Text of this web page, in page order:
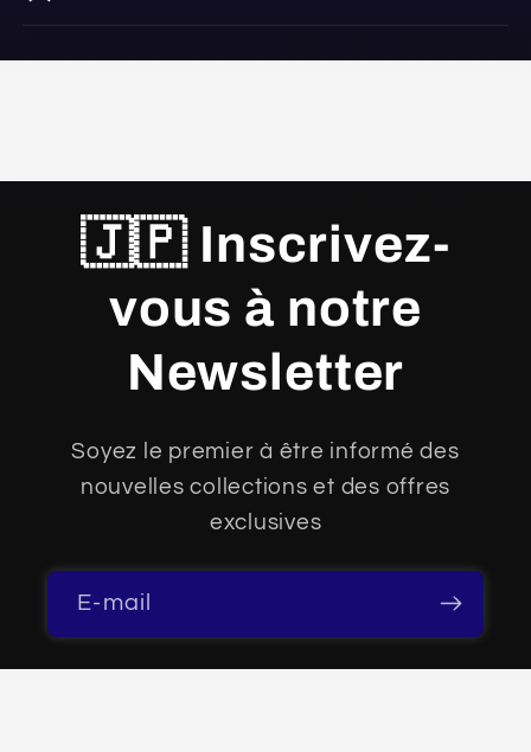
🇯🇵 Inscrivez-
vous à notre
Newsletter
Soyez le premier à être informé des
nouvelles collections et des offres
exclusives
E-mail